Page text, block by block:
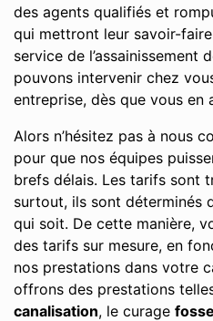
des agents qualifiés et
qui mettront leur savoir-
service de l’assainissement
pouvons intervenir chez
entreprise, dès que vous en
Alors n’hésitez pas à nous
pour que nos équipes
brefs délais. Les tarifs sont
surtout, ils sont déterminés
qui soit. De cette manière,
des tarifs sur mesure, en
nos prestations dans votre
offrons des prestations
canalisation, le curage